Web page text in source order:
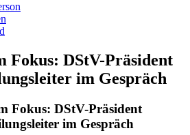
Fokus: DStV-Präsident
im Gespräch
Fokus: DStV-Präsident
im Gespräch